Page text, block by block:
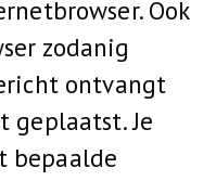
Ook
zodanig
ontvangt
geplaatst. Je
bepaalde